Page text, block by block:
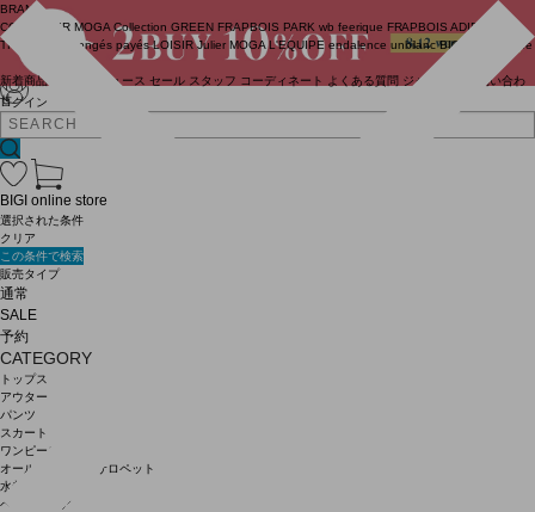
ログイン
BRAND
COUTURIER MOGA Collection GREEN FRAPBOIS PARK wb feerique FRAPBOIS ADIEU
TRISTESSE
congés payés LOISIR Julier MOGA L'EQUIPE endalence unbilanc BIGI online store
新着商品 ニュース セール スタッフ コーディネート よくある質問 ジャーナル
お問い合わ
せ
BIGI online store
選択された条件
クリア
この条件で検索
販売タイプ
通常
SALE
予約
CATEGORY
トップス
アウター
パンツ
スカート
ワンピース
オールインワン・サロペット
水着
ヘッドウェア